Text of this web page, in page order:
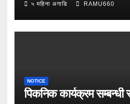
५ महिना अगाडि RAMU660
NOTICE
पिकनिक कार्यक्रम सम्बन्धी